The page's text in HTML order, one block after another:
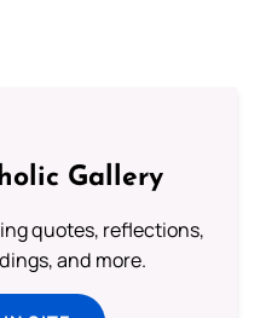
Gallery
quotes, reflections,
and more.